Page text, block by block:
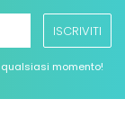
ISCRIVITI
qualsiasi momento!